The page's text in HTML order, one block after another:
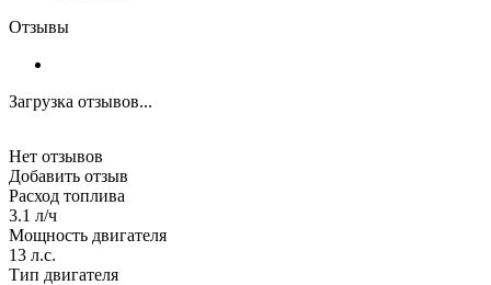
Отзывы
Загрузка отзывов...
Нет отзывов
Добавить отзыв
Расход топлива
3.1 л/ч
Мощность двигателя
13 л.с.
Тип двигателя